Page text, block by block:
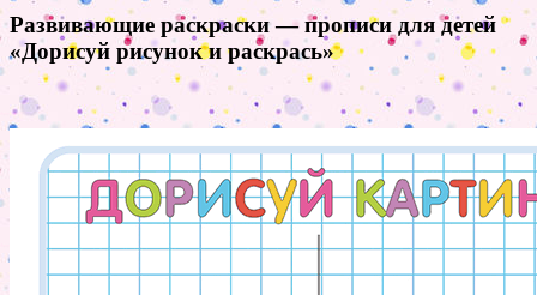
Развивающие раскраски — прописи для детей
«Дорисуй рисунок и раскрась»